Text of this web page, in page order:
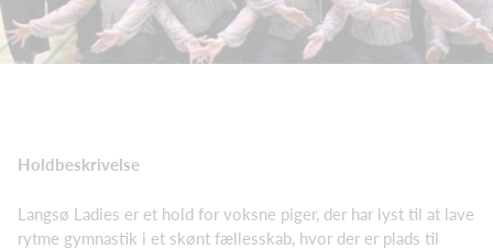
Holdbeskrivelse
Langsø Ladies er et hold for voksne piger, der har lyst til at lave
rytme gymnastik i et skønt fællesskab, hvor der er plads til